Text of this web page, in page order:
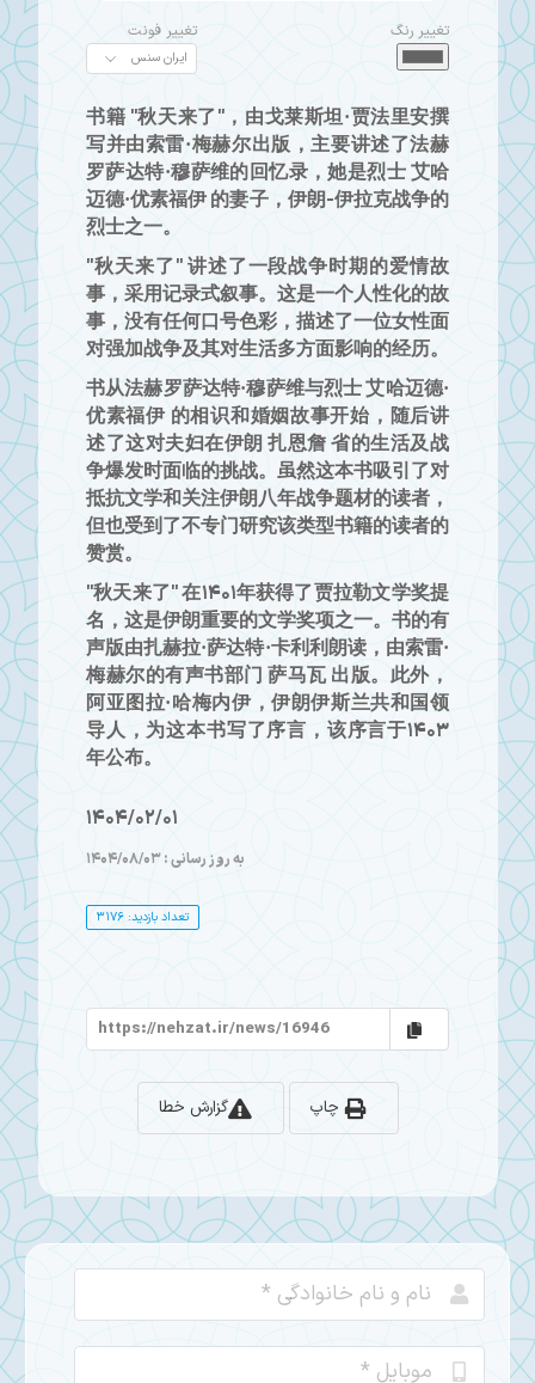
تغییر رنگ تغییر فونت
书籍 "秋天来了"，由戈莱斯坦·贾法里安撰
写并由索雷·梅赫尔出版，主要讲述了法赫
罗萨达特·穆萨维的回忆录，她是烈士 艾哈
迈德·优素福伊 的妻子，伊朗-伊拉克战争的
烈士之一。
"秋天来了" 讲述了一段战争时期的爱情故
事，采用记录式叙事。这是一个人性化的故
事，没有任何口号色彩，描述了一位女性面
对强加战争及其对生活多方面影响的经历。
书从法赫罗萨达特·穆萨维与烈士 艾哈迈德·
优素福伊 的相识和婚姻故事开始，随后讲
述了这对夫妇在伊朗 扎恩詹 省的生活及战
争爆发时面临的挑战。虽然这本书吸引了对
抵抗文学和关注伊朗八年战争题材的读者，
但也受到了不专门研究该类型书籍的读者的
赞赏。
"秋天来了" 在1401年获得了贾拉勒文学奖提
名，这是伊朗重要的文学奖项之一。书的有
声版由扎赫拉·萨达特·卡利利朗读，由索雷·
梅赫尔的有声书部门 萨马瓦 出版。此外，
阿亚图拉·哈梅内伊，伊朗伊斯兰共和国领
导人，为这本书写了序言，该序言于1403
年公布。
1404/02/01
به روز رسانی : 1404/08/03
تعداد بازدید: 3176
گزارش خطا چاپ